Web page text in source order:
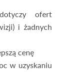
ofert
i żadnych
cenę
w uzyskaniu